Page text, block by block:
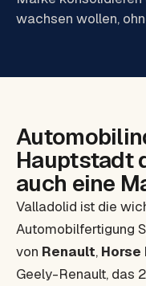
wachsen wollen,
Hauptstadt
auch eine
Valladolid ist die
Automobilfertigung
von Renault, Horse
Geely-Renault, das